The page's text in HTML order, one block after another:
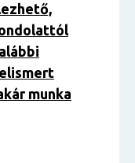
munka